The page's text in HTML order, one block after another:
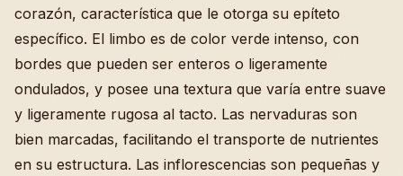
corazón, característica que le otorga su epíteto
específico. El limbo es de color verde intenso, con
bordes que pueden ser enteros o ligeramente
ondulados, y posee una textura que varía entre suave
y ligeramente rugosa al tacto. Las nervaduras son
bien marcadas, facilitando el transporte de nutrientes
en su estructura. Las inflorescencias son pequeñas y